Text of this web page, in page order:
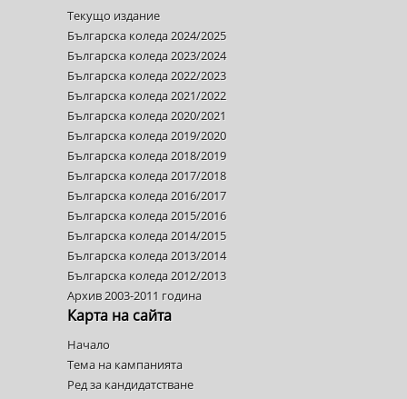
Текущо издание
Българска коледа 2024/2025
Българска коледа 2023/2024
Българска коледа 2022/2023
Българска коледа 2021/2022
Българска коледа 2020/2021
Българска коледа 2019/2020
Българска коледа 2018/2019
Българска коледа 2017/2018
Българска коледа 2016/2017
Българска коледа 2015/2016
Българска коледа 2014/2015
Българска коледа 2013/2014
Българска коледа 2012/2013
Архив 2003-2011 година
Карта на сайта
Начало
Тема на кампанията
Ред за кандидатстване